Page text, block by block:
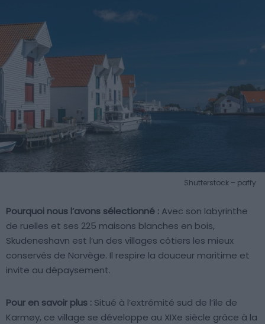
Shutterstock – paffy
Pourquoi nous l’avons sélectionné : Avec son labyrinthe
de ruelles et ses 225 maisons blanches en bois,
Skudeneshavn est l’un des villages côtiers les mieux
conservés de Norvège. Il respire la douceur maritime et
invite au dépaysement.
Pour en savoir plus : Situé à l’extrémité sud de l’île de
Karmøy, ce village se développe au XIXe siècle grâce à la